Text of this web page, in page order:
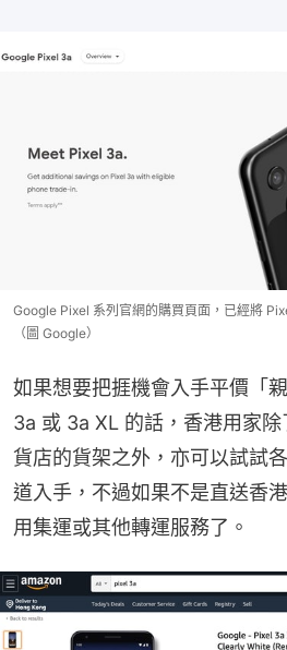
Google Pixel 系列官網的購買頁面，已經將
（圖 Google）
如果想要把捱機會入手平價「
3a 或 3a XL 的話，香港用家
貨店的貨架之外，亦可以試試
道入手，不過如果不是直送香
用集運或其他轉運服務了。